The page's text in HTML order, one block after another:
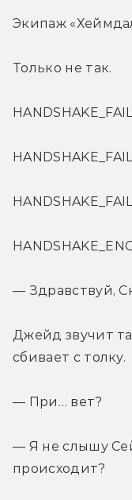
Экипаж
Только не так.
— Здравствуй,
Джейд звучит
сбивает с толку.
— При… вет?
— Я не слышу
происходит?